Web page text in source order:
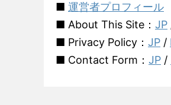
■ 運営者プロフィール
■ About This Site： JP
■ Privacy Policy： JP /
■ Contact Form： JP /